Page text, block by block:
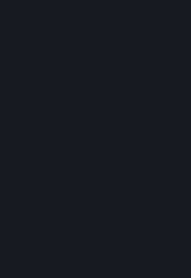
revendedor
que acompanha o
Assinatura. Mais
respectivo produto.
revendedor
encaminhar todas
Em alguns casos, a
gratuita de
como em todas as
responsável por
telefone e por
uso do Steam,